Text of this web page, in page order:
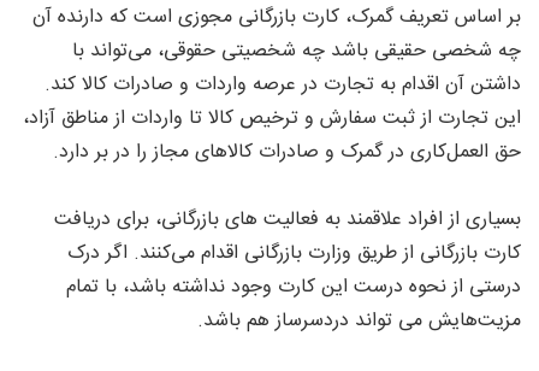
بر اساس تعریف گمرک، کارت بازرگانی مجوزی است که دارنده آن
چه شخصی حقیقی باشد چه شخصیتی حقوقی، می‌تواند با
داشتن آن اقدام به تجارت در عرصه واردات و صادرات کالا کند.
این تجارت از ثبت سفارش و ترخیص کالا تا واردات از مناطق آزاد،
حق العمل‌کاری در گمرک و صادرات کالاهای مجاز را در بر دارد.
بسیاری از افراد علاقمند به فعالیت های بازرگانی، برای دریافت
کارت بازرگانی از طریق وزارت بازرگانی اقدام می‌کنند. اگر درک
درستی از نحوه درست این کارت وجود نداشته باشد، با تمام
مزیت‌هایش می تواند دردسرساز هم باشد.